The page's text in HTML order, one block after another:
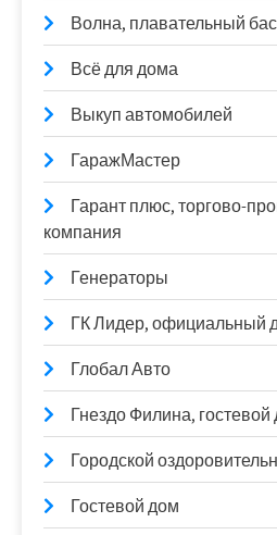
Волна, плавательный
Всё для дома
Выкуп автомобилей
ГаражМастер
Гарант плюс, торгово-
компания
Генераторы
ГК Лидер, официальный
Глобал Авто
Гнездо Филина, гостевой
Городской
Гостевой дом